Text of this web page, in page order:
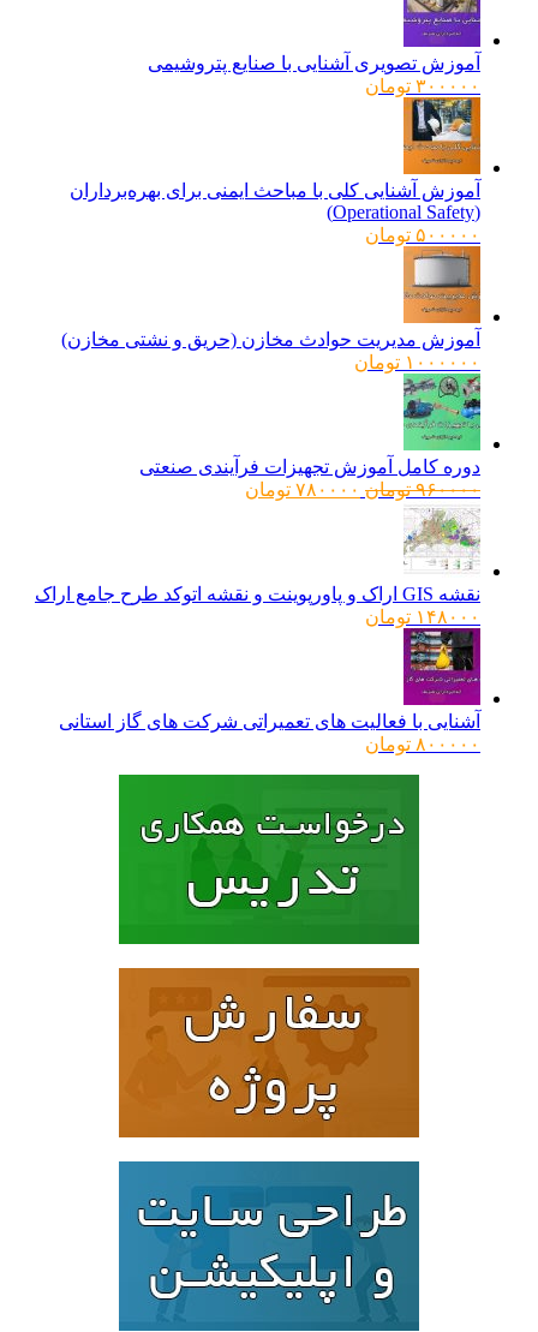
آموزش تصویری آشنایی با صنایع پتروشیمی
۳۰۰۰۰۰ تومان
آموزش آشنایی کلی با مباحث ایمنی برای بهره‌برداران
۵۰۰۰۰۰ تومان
آموزش مدیریت حوادث مخازن (حریق و نشتی مخازن)
۱۰۰۰۰۰۰ تومان
دوره کامل آموزش تجهیزات فرآیندی صنعتی
۹۶۰۰۰۰ تومانقیمت
۷۸۰۰۰۰ تومانقیمت
نقشه GIS اراک و پاورپوینت و نقشه اتوکد طرح جامع اراک
۱۴۸۰۰۰ تومان
آشنایی با فعالیت های تعمیراتی شرکت های گاز استانی
۸۰۰۰۰۰ تومان